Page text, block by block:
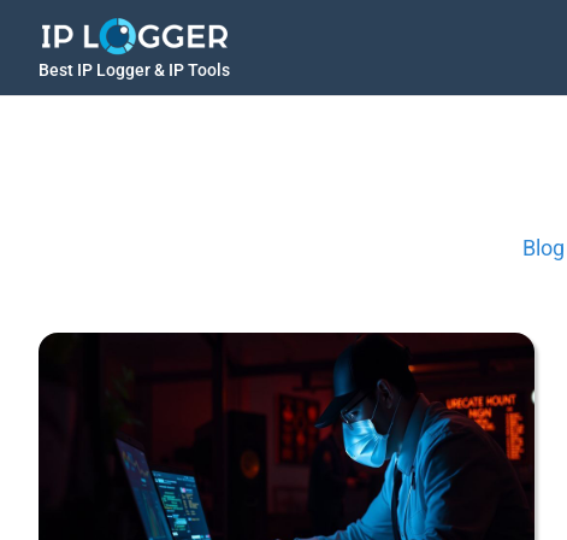
Best IP Logger & IP Tools
Blog